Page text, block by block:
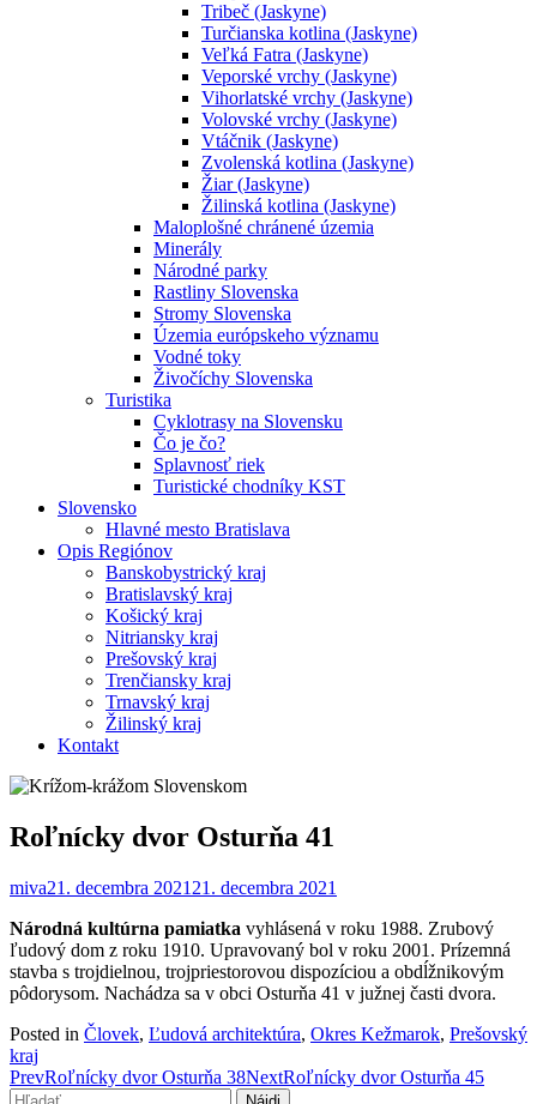
Tribeč (Jaskyne)
Turčianska kotlina (Jaskyne)
Veľká Fatra (Jaskyne)
Veporské vrchy (Jaskyne)
Vihorlatské vrchy (Jaskyne)
Volovské vrchy (Jaskyne)
Vtáčnik (Jaskyne)
Zvolenská kotlina (Jaskyne)
Žiar (Jaskyne)
Žilinská kotlina (Jaskyne)
Maloplošné chránené územia
Minerály
Národné parky
Rastliny Slovenska
Stromy Slovenska
Územia európskeho významu
Vodné toky
Živočíchy Slovenska
Turistika
Cyklotrasy na Slovensku
Čo je čo?
Splavnosť riek
Turistické chodníky KST
Slovensko
Hlavné mesto Bratislava
Opis Regiónov
Banskobystrický kraj
Bratislavský kraj
Košický kraj
Nitriansky kraj
Prešovský kraj
Trenčiansky kraj
Trnavský kraj
Žilinský kraj
Kontakt
Roľnícky dvor Osturňa 41
miva21. decembra 2021 21. decembra 2021
Národná kultúrna pamiatka vyhlásená v roku 1988. Zrubový
ľudový dom z roku 1910. Upravovaný bol v roku 2001. Prízemná
stavba s trojdielnou, trojpriestorovou dispozíciou a obdĺžnikovým
pôdorysom. Nachádza sa v obci Osturňa 41 v južnej časti dvora.
Posted in Človek, Ľudová architektúra, Okres Kežmarok, Prešovský
kraj
Post
PrevRoľnícky dvor Osturňa 38NextRoľnícky dvor Osturňa 45
Hľadať: